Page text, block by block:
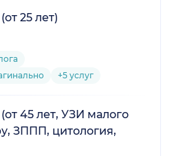
25 лет)
+5 услуг
45 лет, УЗИ малого
ЗППП, цитология,